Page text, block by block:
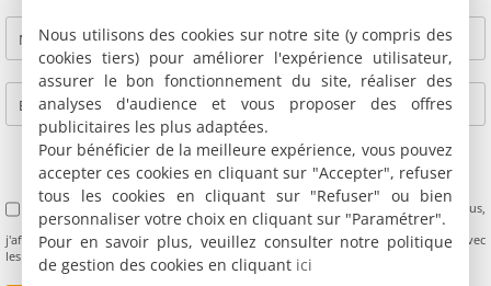
Nom(non diffusé)
E-mail(non diffusé)
J'accepte les Conditions Générales d'Utilisation des avis clients (
). De plus,
j'affirme avoir séjourné à cette adresse et de ne pas être lié personnellement avec
les propriétaires.
Nous utilisons des cookies sur notre site (y compris des
cookies tiers) pour améliorer l'expérience utilisateur,
assurer le bon fonctionnement du site, réaliser des
analyses d'audience et vous proposer des offres
publicitaires les plus adaptées.
Pour bénéficier de la meilleure expérience, vous pouvez
accepter ces cookies en cliquant sur "Accepter", refuser
tous les cookies en cliquant sur "Refuser" ou bien
personnaliser votre choix en cliquant sur "Paramétrer".
Pour en savoir plus, veuillez consulter notre politique
de gestion des cookies en cliquant ici